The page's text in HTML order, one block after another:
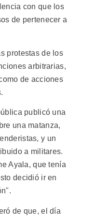
con que los
de pertenecer a
protestas de los
arbitrarias,
de acciones
publicó una
una matanza,
y un
a militares.
Ayala, que tenía
decidió ir en
de que, el día